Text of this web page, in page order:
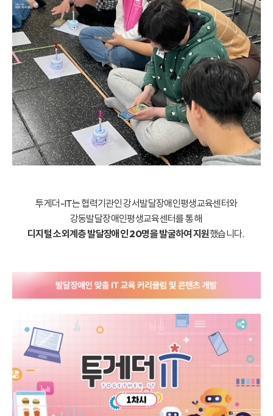
투게더-IT는 협력기관인 강서발달장애인평생교육센터와
강동발달장애인평생교육센터를 통해
디지털 소외계층 발달장애인 20명을 발굴하여 지원했습니다.